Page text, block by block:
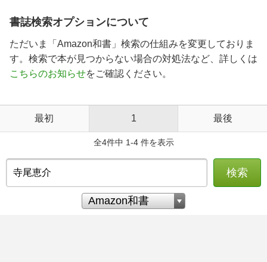
書誌検索オプションについて
ただいま「Amazon和書」検索の仕組みを変更しておりま
す。検索で本が見つからない場合の対処法など、詳しくは
こちらのお知らせをご確認ください。
最初 1 最後
全4件中 1-4 件を表示
検索